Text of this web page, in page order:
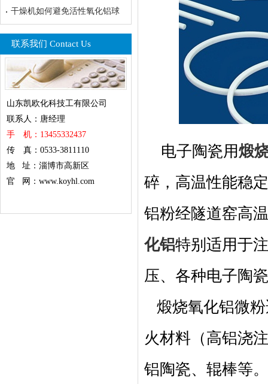
干燥机如何避免活性氧化铝球
联系我们 Contact Us
山东凯欧化科技工有限公司
联系人：唐经理
手 机：13455332437
传 真：0533-3811110
地 址：淄博市高新区
官 网：www.koyhl.com
电子陶瓷用煅
碎，高温性能稳
铝粉经隧道窑高
化铝特别适用于
压、各种电子陶
煅烧氧化铝微
火材料（高铝浇
铝陶瓷、辊棒等。